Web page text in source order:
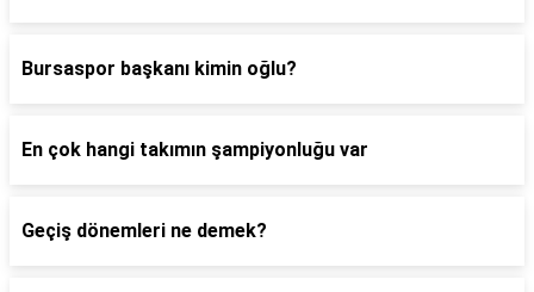
Bursaspor başkanı kimin oğlu?
En çok hangi takımın şampiyonluğu var
Geçiş dönemleri ne demek?